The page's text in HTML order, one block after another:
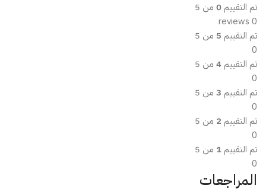
تم التقييم 0 من 5
0 reviews
تم التقييم 5 من 5
0
تم التقييم 4 من 5
0
تم التقييم 3 من 5
0
تم التقييم 2 من 5
0
تم التقييم 1 من 5
0
المراجعات